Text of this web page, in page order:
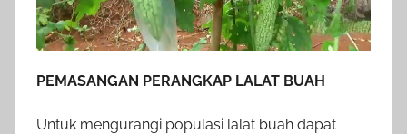
PEMASANGAN PERANGKAP LALAT BUAH
Untuk mengurangi populasi lalat buah dapat